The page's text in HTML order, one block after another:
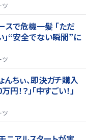
ツ
スで危機一髪 「ただ
」“安全でない瞬間”に
ツ
んちぃ、即決ガチ購入
！？」「中すごい！」
ツ